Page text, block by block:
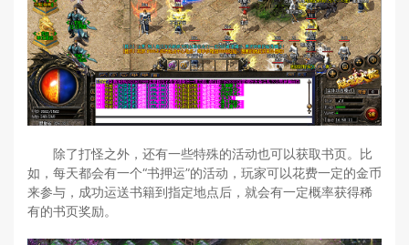
除了打怪之外，还有一些特殊的活动也可以获取书页。比
如，每天都会有一个“书押运”的活动，玩家可以花费一定的金币
来参与，成功运送书籍到指定地点后，就会有一定概率获得稀
有的书页奖励。